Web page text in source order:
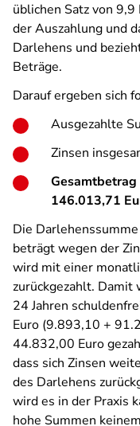
üblichen Satz von
der Auszahlung und
Darlehens und
Beträge.
Darauf ergeben sich
Ausgezahlte
Zinsen
Gesamtbetrag
146.013,71
Die
beträgt wegen der
wird mit einer
zurückgezahlt. Damit
24 Jahren
Euro (9.893,10 +
44.832,00 Euro
dass sich Zinsen
des Darlehens
wird es in der Praxis
hohe Summen